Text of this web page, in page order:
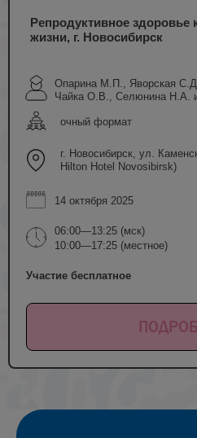
Репродуктивное здоровье
жизни, г. Новосибирск
Опарина М.П., Яворская
Чайка О.В., Селюнина Н.А.
очный формат
г. Новосибирск, ул.
Hilton Hotel Novosibirsk)
14 октября 2025
06:00—13:25 (мск)
10:00—17:25 (местное)
Участие бесплатное